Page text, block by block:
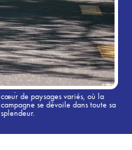
splendeur.